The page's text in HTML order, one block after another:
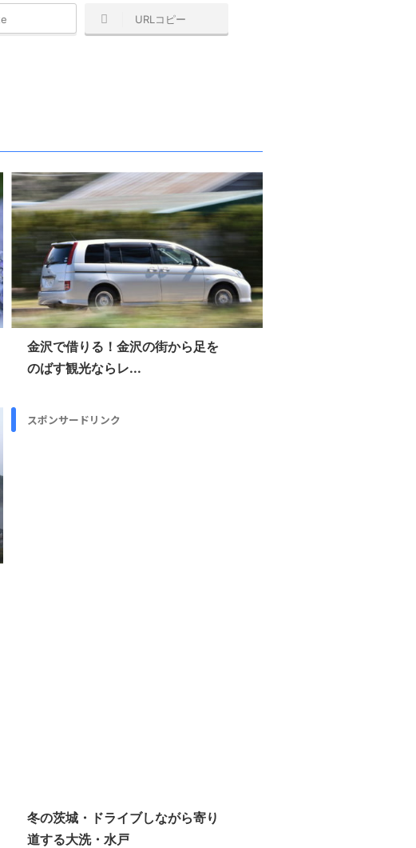
URLコピー
金沢で借りる！金沢の街から足を
のばす観光ならレ...
スポンサードリンク
冬の茨城・ドライブしながら寄り
道する大洗・水戸